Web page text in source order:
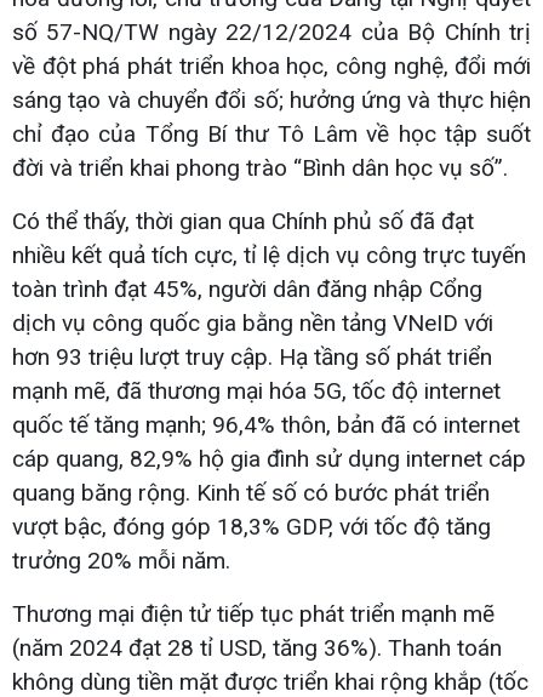
số 57-NQ/TW ngày 22/12/2024 của Bộ Chính trị
về đột phá phát triển khoa học, công nghệ, đổi mới
sáng tạo và chuyển đổi số; hưởng ứng và thực hiện
chỉ đạo của Tổng Bí thư Tô Lâm về học tập suốt
đời và triển khai phong trào “Bình dân học vụ số”.
Có thể thấy, thời gian qua Chính phủ số đã đạt
nhiều kết quả tích cực, tỉ lệ dịch vụ công trực tuyến
toàn trình đạt 45%, người dân đăng nhập Cổng
dịch vụ công quốc gia bằng nền tảng VNeID với
hơn 93 triệu lượt truy cập. Hạ tầng số phát triển
mạnh mẽ, đã thương mại hóa 5G, tốc độ internet
quốc tế tăng mạnh; 96,4% thôn, bản đã có internet
cáp quang, 82,9% hộ gia đình sử dụng internet cáp
quang băng rộng. Kinh tế số có bước phát triển
vượt bậc, đóng góp 18,3% GDP, với tốc độ tăng
trưởng 20% mỗi năm.
Thương mại điện tử tiếp tục phát triển mạnh mẽ
(năm 2024 đạt 28 tỉ USD, tăng 36%). Thanh toán
không dùng tiền mặt được triển khai rộng khắp (tốc